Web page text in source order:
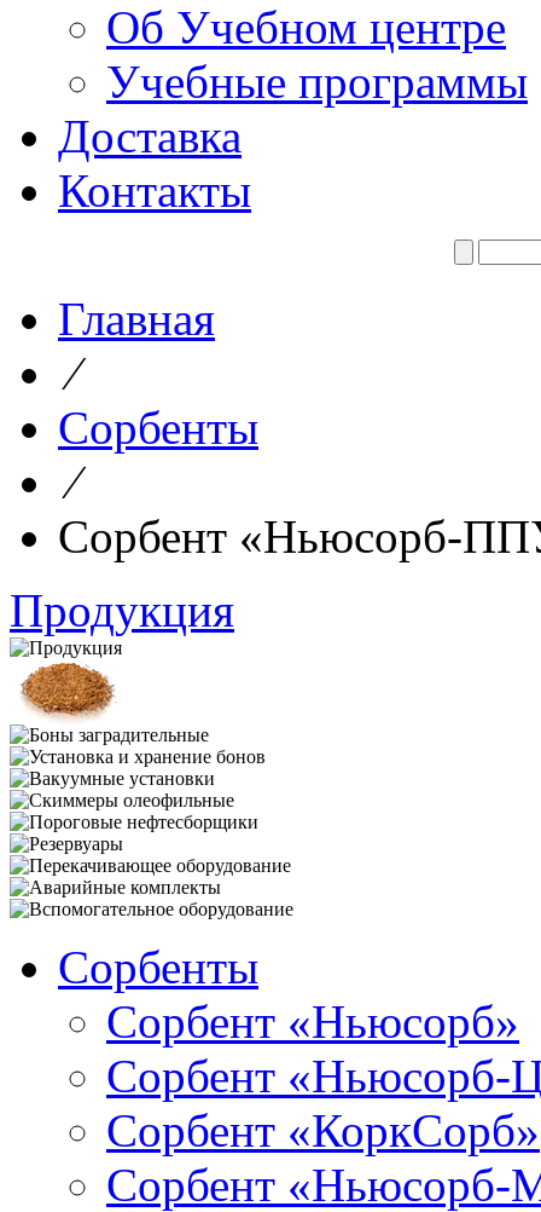
Об Учебном центре
Учебные программы
Доставка
Контакты
Главная
⁄
Сорбенты
⁄
Сорбент «Ньюсорб-
Продукция
Сорбенты
Сорбент «Ньюсорб»
Сорбент «Ньюсорб-
Сорбент «КоркСорб»
Сорбент «Ньюсорб-